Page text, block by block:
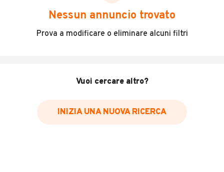
scegliere in modo trasparente e sicuro, come:
Incidenti in cui è stato coinvolto il veicolo
Data e luogo delle revisioni effettuate
Inserisci il numero di targa per verificare la disponibilità
Nessun annuncio trovato
Prova a modificare o eliminare alcuni filtri
Vuoi cercare altro?
INIZIA UNA NUOVA RICERCA